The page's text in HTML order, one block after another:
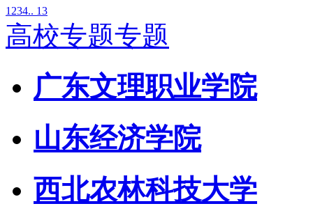
1 234.. 13
高校专题专题
广东文理职业学院
山东经济学院
西北农林科技大学